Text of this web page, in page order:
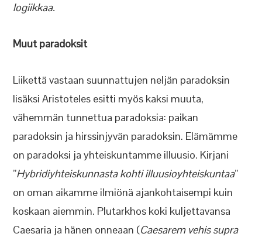
logiikkaa.
Muut paradoksit
Liikettä vastaan suunnattujen neljän paradoksin
lisäksi Aristoteles esitti myös kaksi muuta,
vähemmän tunnettua paradoksia: paikan
paradoksin ja hirssinjyvän paradoksin. Elämämme
on paradoksi ja yhteiskuntamme illuusio. Kirjani
”Hybridiyhteiskunnasta kohti illuusioyhteiskuntaa”
on oman aikamme ilmiönä ajankohtaisempi kuin
koskaan aiemmin. Plutarkhos koki kuljettavansa
Caesaria ja hänen onneaan (Caesarem vehis supra